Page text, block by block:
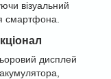
візуальний
смартфона.
дисплей